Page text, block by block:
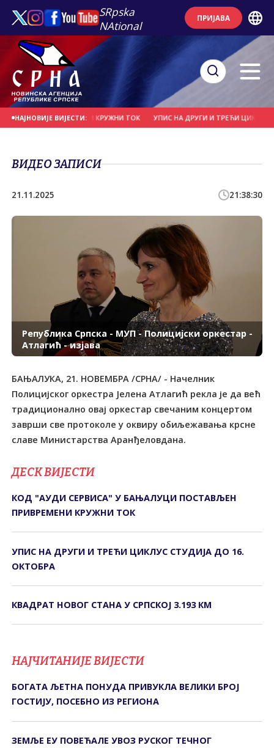
SRpska
NAtional
ПРИЈАВА
НАЈНОВИЈЕ ВИЈЕСТИ:
ПРИВРЕМЕНИ КРУЖНИ ТОК УПИС НА ДРУГИ И ТРЕЋИ ЦИКЛУС
ВИДЕО ЗАПИСИ
21.11.2025 21:38:30
Република Српска - МУП - Полицијски оркестар -
Атлагић - изјава
БАЊАЛУКА, 21. НОВЕМБРА /СРНА/ - Начелник
Полицијског оркестра Јелена Атлагић рекла је да већ
традиционално овај оркестар свечаним концертом
заврши све протоколе у оквиру обиљежавања крсне
славе Министарства Аранђеловдана.
ДЕСК ВИЈЕСТИ
КОД "АУДИ СЕРВИСА" У БАЊАЛУЦИ ПОСТАВЉЕН
ПРИВРЕМЕНИ КРУЖНИ ТОК
УПИС НА ДРУГИ И ТРЕЋИ ЦИКЛУС СТУДИЈА ДО 16.
ОКТОБРА
КВАДРАТ НОВОГ СТАНА У СРПСКОЈ 3.193 КМ
НАЈЧИТАНИЈЕ ВИЈЕСТИ
БОГАТА ЉЕТНА ПОНУДА ПРИВУКЛА ВЕЛИКИ БРОЈ
ГОСТИЈУ, ПОСЕБНО ИЗ РЕГИОНА
ЗЕМЉЕ ЕУ ПОВЕЋАЛЕ УВОЗ РУСКОГ ТЕЧНОГ